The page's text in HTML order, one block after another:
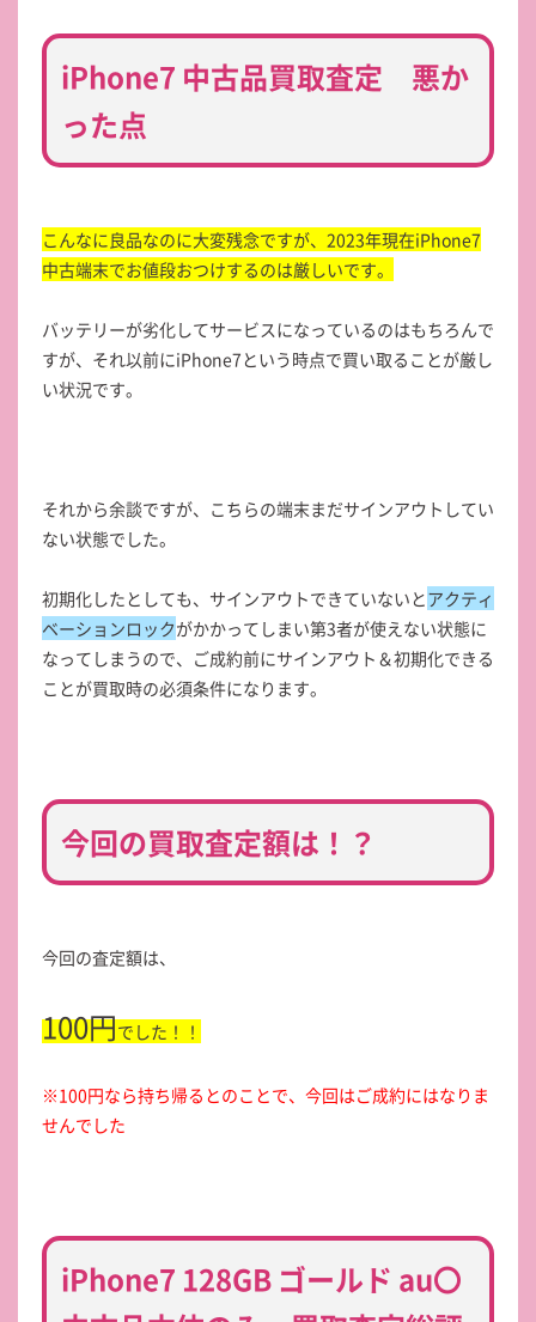
iPhone7 中古品買取査定 悪か
った点
こんなに良品なのに大変残念ですが、2023年現在iPhone7
中古端末でお値段おつけするのは厳しいです。
バッテリーが劣化してサービスになっているのはもちろんで
すが、それ以前にiPhone7という時点で買い取ることが厳し
い状況です。
それから余談ですが、こちらの端末まだサインアウトしてい
ない状態でした。
初期化したとしても、サインアウトできていないとアクティ
ベーションロックがかかってしまい第3者が使えない状態に
なってしまうので、ご成約前にサインアウト＆初期化できる
ことが買取時の必須条件になります。
今回の買取査定額は！？
今回の査定額は、
100円でした！！
※100円なら持ち帰るとのことで、今回はご成約にはなりま
せんでした
iPhone7 128GB ゴールド au〇